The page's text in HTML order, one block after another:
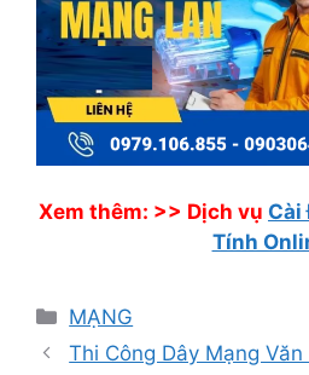
Xem thêm: >> Dịch vụ Cài
Tính
Danh
mục
MẠNG
Thi Công Dây Mạng